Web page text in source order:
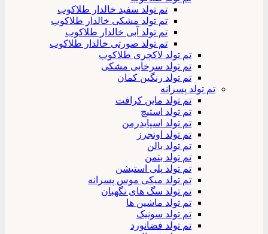
تم تولد سفید خالدار طلاکوب
تم تولد مشکی خالدار طلاکوب
تم تولد آبی خالدار طلاکوب
تم تولد صورتی خالدار طلاکوب
تم تولد لاکچری طلاکوب
تم تولد سرخابی مشکی
تم تولد رنگین کمان
تم تولد پسرانه
تم تولد ماین کرافت
تم تولد استیچ
تم تولد اسپایدرمن
تم تولد اونجرز
تم تولد بالن
تم تولد بتمن
تم تولد پلی استیشن
تم تولد میکی موس پسرانه
تم تولد سگ های نگهبان
تم تولد ماشین ها
تم تولد سونیک
تم تولد فضانورد